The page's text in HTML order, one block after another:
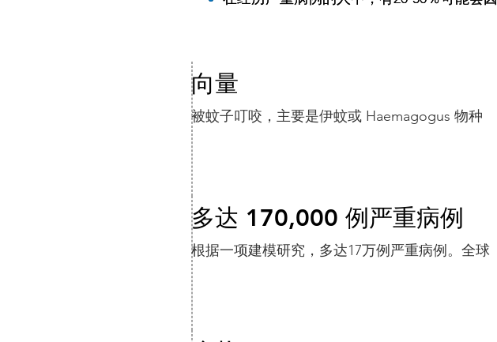
向量
被蚊子叮咬，主要是伊蚊或 Haemagogus 物种
多达 170,000 例严重病例
根据一项建模研究，多达17万例严重病例。全球